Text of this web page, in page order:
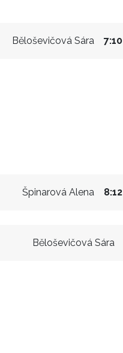
Běloševičová Sára 7:10
Špinarová Alena 8:12
Běloševičová Sára